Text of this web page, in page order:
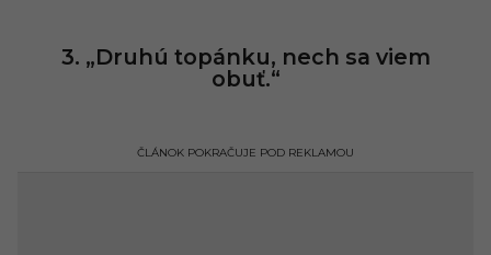
3. „Druhú topánku, nech sa viem
obuť.“
ČLÁNOK POKRAČUJE POD REKLAMOU